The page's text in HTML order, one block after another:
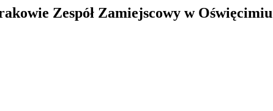
Zespół Zamiejscowy w Oświęcimiu